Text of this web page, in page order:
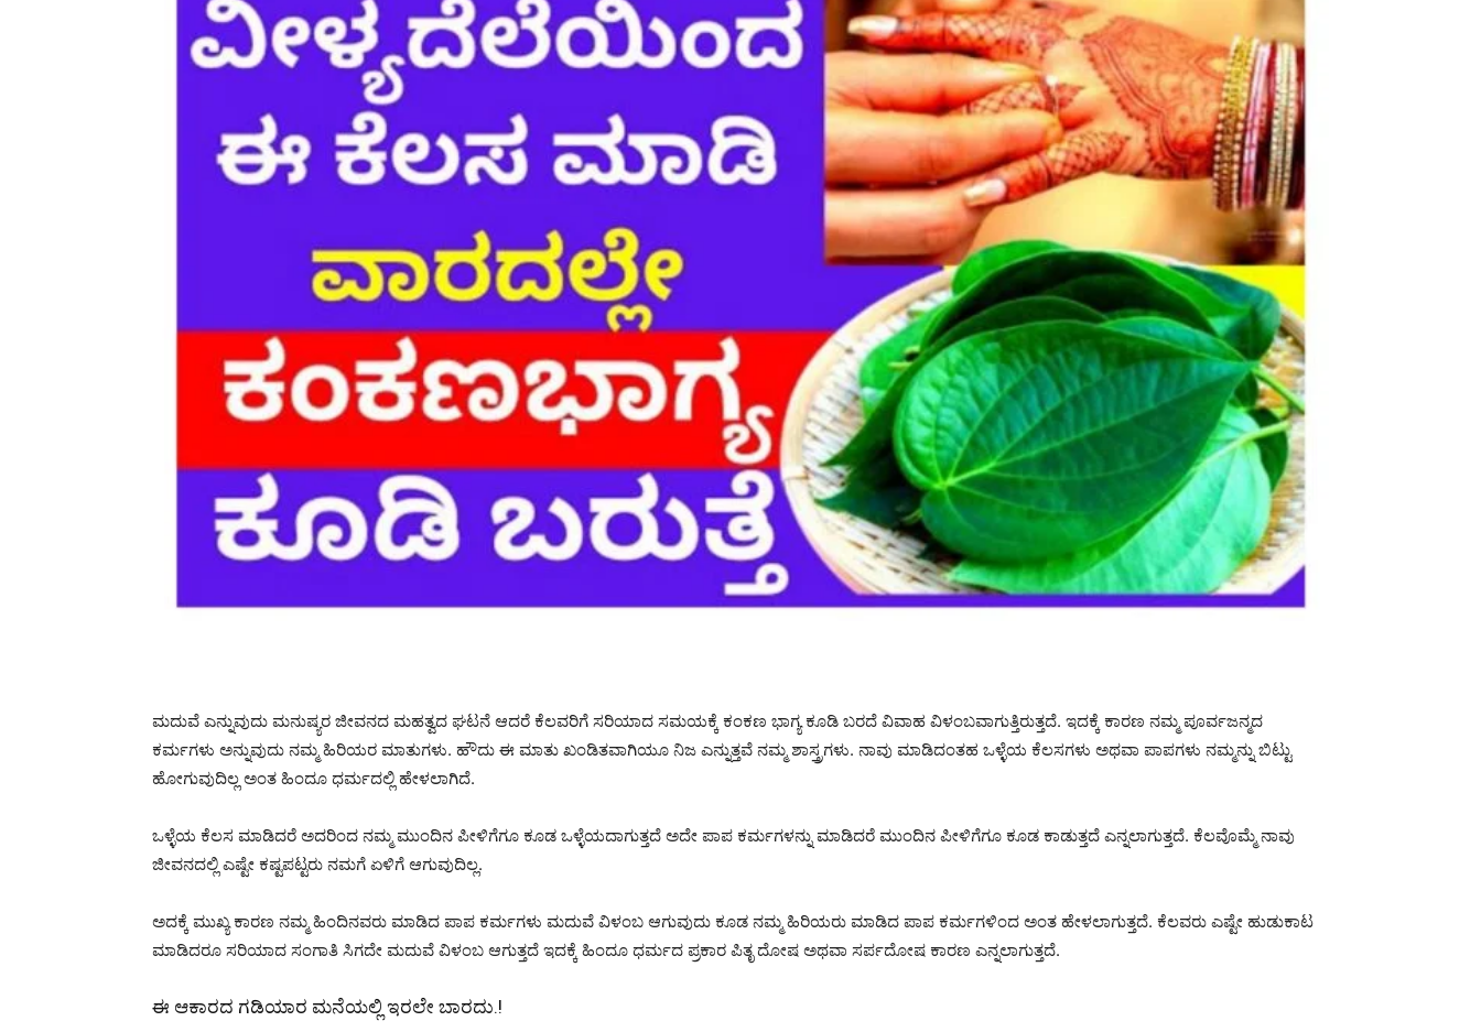
ಮದುವೆ ಎನ್ನುವುದು ಮನುಷ್ಯರ ಜೀವನದ ಮಹತ್ವದ ಘಟನೆ ಆದರೆ ಕೆಲವರಿಗೆ ಸರಿಯಾದ ಸಮಯಕ್ಕೆ ಕಂಕಣ ಭಾಗ್ಯ ಕೂಡಿ ಬರದೆ ವಿವಾಹ ವಿಳಂಬವಾಗುತ್ತಿರುತ್ತದೆ. ಇದಕ್ಕೆ ಕಾರಣ ನಮ್ಮ ಪೂರ್ವಜನ್ಮದ
ಕರ್ಮಗಳು ಅನ್ನುವುದು ನಮ್ಮ ಹಿರಿಯರ ಮಾತುಗಳು. ಹೌದು ಈ ಮಾತು ಖಂಡಿತವಾಗಿಯೂ ನಿಜ ಎನ್ನುತ್ತವೆ ನಮ್ಮ ಶಾಸ್ತ್ರಗಳು. ನಾವು ಮಾಡಿದಂತಹ ಒಳ್ಳೆಯ ಕೆಲಸಗಳು ಅಥವಾ ಪಾಪಗಳು ನಮ್ಮನ್ನು ಬಿಟ್ಟು
ಹೋಗುವುದಿಲ್ಲ ಅಂತ ಹಿಂದೂ ಧರ್ಮದಲ್ಲಿ ಹೇಳಲಾಗಿದೆ.
ಒಳ್ಳೆಯ ಕೆಲಸ ಮಾಡಿದರೆ ಅದರಿಂದ ನಮ್ಮ ಮುಂದಿನ ಪೀಳಿಗೆಗೂ ಕೂಡ ಒಳ್ಳೆಯದಾಗುತ್ತದೆ ಅದೇ ಪಾಪ ಕರ್ಮಗಳನ್ನು ಮಾಡಿದರೆ ಮುಂದಿನ ಪೀಳಿಗೆಗೂ ಕೂಡ ಕಾಡುತ್ತದೆ ಎನ್ನಲಾಗುತ್ತದೆ. ಕೆಲವೊಮ್ಮೆ ನಾವು
ಜೀವನದಲ್ಲಿ ಎಷ್ಟೇ ಕಷ್ಟಪಟ್ಟರು ನಮಗೆ ಏಳಿಗೆ ಆಗುವುದಿಲ್ಲ.
ಅದಕ್ಕೆ ಮುಖ್ಯ ಕಾರಣ ನಮ್ಮ ಹಿಂದಿನವರು ಮಾಡಿದ ಪಾಪ ಕರ್ಮಗಳು ಮದುವೆ ವಿಳಂಬ ಆಗುವುದು ಕೂಡ ನಮ್ಮ ಹಿರಿಯರು ಮಾಡಿದ ಪಾಪ ಕರ್ಮಗಳಿಂದ ಅಂತ ಹೇಳಲಾಗುತ್ತದೆ. ಕೆಲವರು ಎಷ್ಟೇ ಹುಡುಕಾಟ
ಮಾಡಿದರೂ ಸರಿಯಾದ ಸಂಗಾತಿ ಸಿಗದೇ ಮದುವೆ ವಿಳಂಬ ಆಗುತ್ತದೆ ಇದಕ್ಕೆ ಹಿಂದೂ ಧರ್ಮದ ಪ್ರಕಾರ ಪಿತೃ ದೋಷ ಅಥವಾ ಸರ್ಪದೋಷ ಕಾರಣ ಎನ್ನಲಾಗುತ್ತದೆ.
ಈ ಆಕಾರದ ಗಡಿಯಾರ ಮನೆಯಲ್ಲಿ ಇರಲೇ ಬಾರದು.!